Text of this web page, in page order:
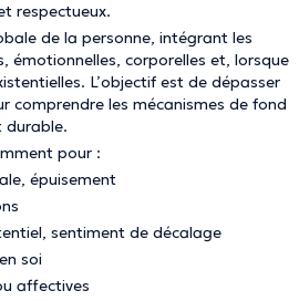
respectueux.
de la personne, intégrant les
émotionnelles, corporelles et, lorsque
L’objectif est de dépasser
comprendre les mécanismes de fond
durable.
pour :
épuisement
sentiment de décalage
soi
affectives